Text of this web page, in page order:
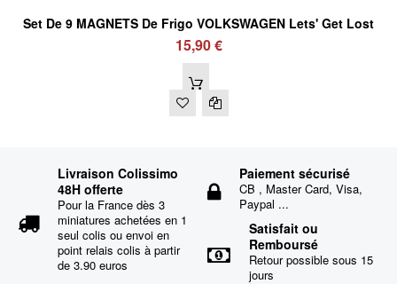
Set De 9 MAGNETS De Frigo VOLKSWAGEN Lets' Get Lost
15,90 €
Livraison Colissimo
48H offerte
Pour la France dès 3
miniatures achetées en 1
seul colis ou envoi en
point relais colis à partir
de 3.90 euros
Paiement sécurisé
CB , Master Card, Visa,
Paypal ...
Satisfait ou
Remboursé
Retour possible sous 15
jours